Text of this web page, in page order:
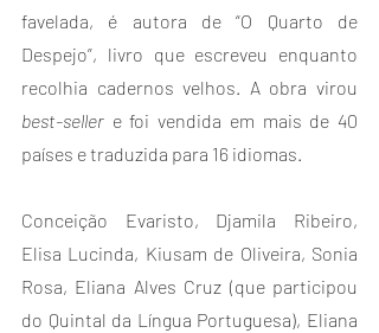
favelada, é autora de “O Quarto de
Despejo”, livro que escreveu enquanto
best-seller e foi vendida em mais de 40
países e traduzida para 16 idiomas.
Conceição Evaristo, Djamila Ribeiro,
Elisa Lucinda, Kiusam de Oliveira, Sonia
Rosa, Eliana Alves Cruz (que participou
do Quintal da Língua Portuguesa), Eliana